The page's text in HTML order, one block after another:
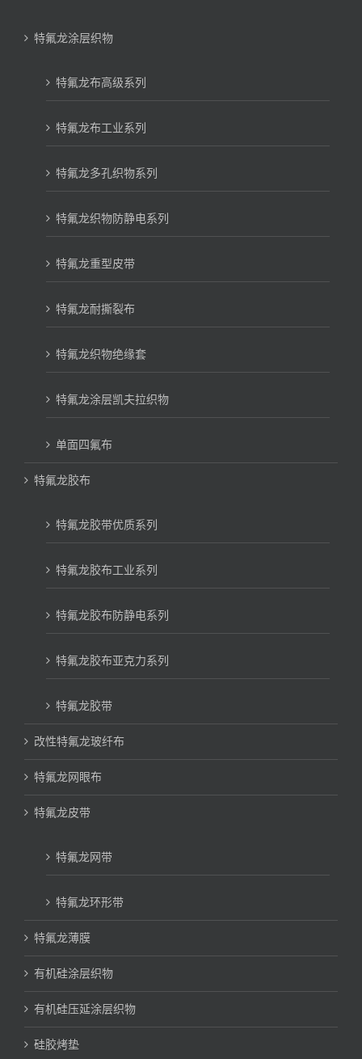
特氟龙涂层织物
特氟龙布高级系列
特氟龙布工业系列
特氟龙多孔织物系列
特氟龙织物防静电系列
特氟龙重型皮带
特氟龙耐撕裂布
特氟龙织物绝缘套
特氟龙涂层凯夫拉织物
单面四氟布
特氟龙胶布
特氟龙胶带优质系列
特氟龙胶布工业系列
特氟龙胶布防静电系列
特氟龙胶布亚克力系列
特氟龙胶带
改性特氟龙玻纤布
特氟龙网眼布
特氟龙皮带
特氟龙网带
特氟龙环形带
特氟龙薄膜
有机硅涂层织物
有机硅压延涂层织物
硅胶烤垫